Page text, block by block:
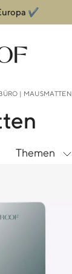
✔️
| MAUSMATTEN
Themen